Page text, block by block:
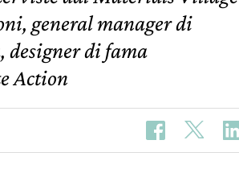
general manager di
di fama
Action